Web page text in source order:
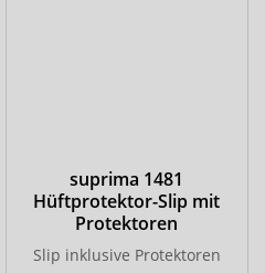
suprima 1481
Hüftprotektor-Slip mit
Protektoren
Slip inklusive Protektoren